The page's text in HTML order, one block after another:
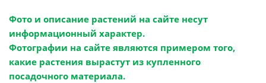
Фото и описание растений на сайте несут
информационный характер.
Фотографии на сайте являются примером того,
какие растения вырастут из купленного
посадочного материала.